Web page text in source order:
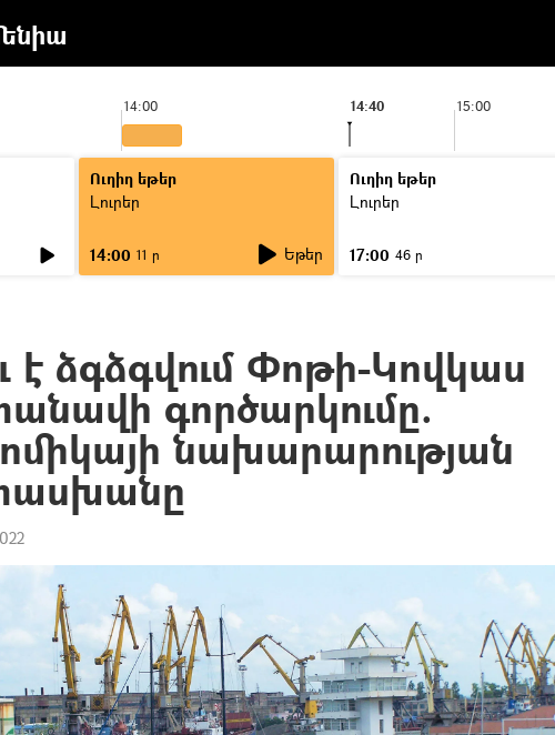
14:00 15:00
14:40
Ուղիղ եթեր
Լուրեր
14:00 11 ր Եթեր
Ուղիղ եթեր
Լուրեր
17:00 46 ր
է ձգձգվում Փոթի-Կովկաս
գործարկումը.
նախարարության